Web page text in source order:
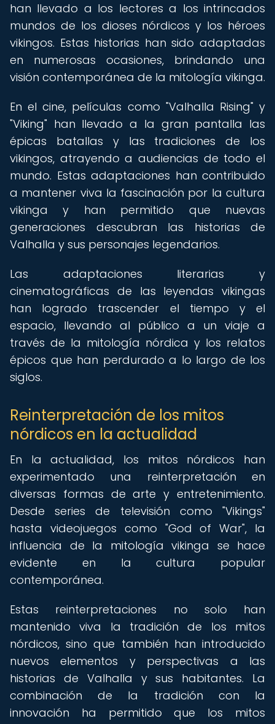
han llevado a los lectores a los intrincados
mundos de los dioses nórdicos y los héroes
vikingos. Estas historias han sido adaptadas
en numerosas ocasiones, brindando una
visión contemporánea de la mitología vikinga.
En el cine, películas como "Valhalla Rising" y
"Viking" han llevado a la gran pantalla las
épicas batallas y las tradiciones de los
vikingos, atrayendo a audiencias de todo el
mundo. Estas adaptaciones han contribuido
a mantener viva la fascinación por la cultura
vikinga y han permitido que nuevas
generaciones descubran las historias de
Valhalla y sus personajes legendarios.
Las adaptaciones literarias y
cinematográficas de las leyendas vikingas
han logrado trascender el tiempo y el
espacio, llevando al público a un viaje a
través de la mitología nórdica y los relatos
épicos que han perdurado a lo largo de los
siglos.
Reinterpretación de los mitos
nórdicos en la actualidad
En la actualidad, los mitos nórdicos han
experimentado una reinterpretación en
diversas formas de arte y entretenimiento.
Desde series de televisión como "Vikings"
hasta videojuegos como "God of War", la
influencia de la mitología vikinga se hace
evidente en la cultura popular
contemporánea.
Estas reinterpretaciones no solo han
mantenido viva la tradición de los mitos
nórdicos, sino que también han introducido
nuevos elementos y perspectivas a las
historias de Valhalla y sus habitantes. La
combinación de la tradición con la
innovación ha permitido que los mitos